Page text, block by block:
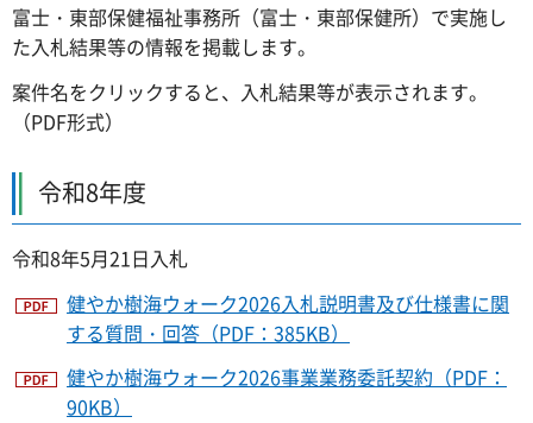
富士・東部保健福祉事務所（富士・東部保健所）で実施し
た入札結果等の情報を掲載します。
案件名をクリックすると、入札結果等が表示されます。
（PDF形式）
令和8年度
令和8年5月21日入札
健やか樹海ウォーク2026入札説明書及び仕様書に関
する質問・回答（PDF：385KB）
健やか樹海ウォーク2026事業業務委託契約（PDF：
90KB）